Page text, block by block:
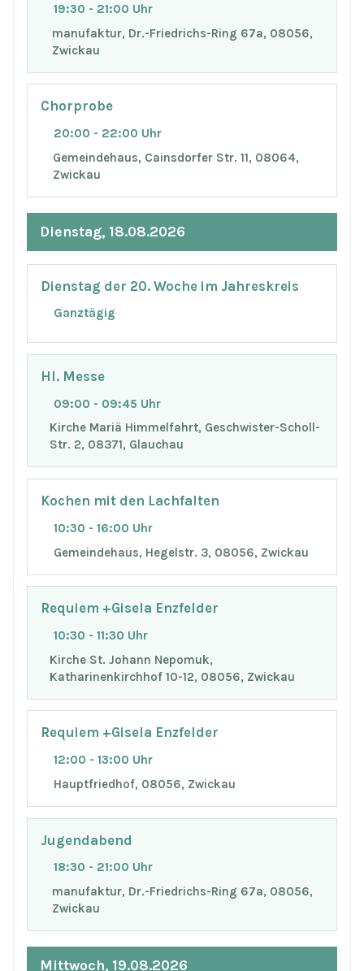
19:30 - 21:00 Uhr
manufaktur, Dr.-Friedrichs-Ring 67a, 08056,
Zwickau
Chorprobe
20:00 - 22:00 Uhr
Gemeindehaus, Cainsdorfer Str. 11, 08064,
Zwickau
Dienstag, 18.08.2026
Dienstag der 20. Woche im Jahreskreis
Ganztägig
Hl. Messe
09:00 - 09:45 Uhr
Kirche Mariä Himmelfahrt, Geschwister-Scholl-
Str. 2, 08371, Glauchau
Kochen mit den Lachfalten
10:30 - 16:00 Uhr
Gemeindehaus, Hegelstr. 3, 08056, Zwickau
Requiem +Gisela Enzfelder
10:30 - 11:30 Uhr
Kirche St. Johann Nepomuk,
Katharinenkirchhof 10-12, 08056, Zwickau
Requiem +Gisela Enzfelder
12:00 - 13:00 Uhr
Hauptfriedhof, 08056, Zwickau
Jugendabend
18:30 - 21:00 Uhr
manufaktur, Dr.-Friedrichs-Ring 67a, 08056,
Zwickau
Mittwoch, 19.08.2026